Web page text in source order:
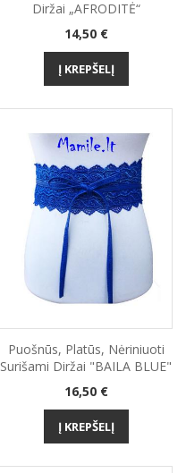
Diržai „AFRODITĖ“
Kaina
14,50 €
Į KREPŠELĮ
Puošnūs, Platūs, Nėriniuoti
Surišami Diržai "BAILA BLUE"
Kaina
16,50 €
Į KREPŠELĮ